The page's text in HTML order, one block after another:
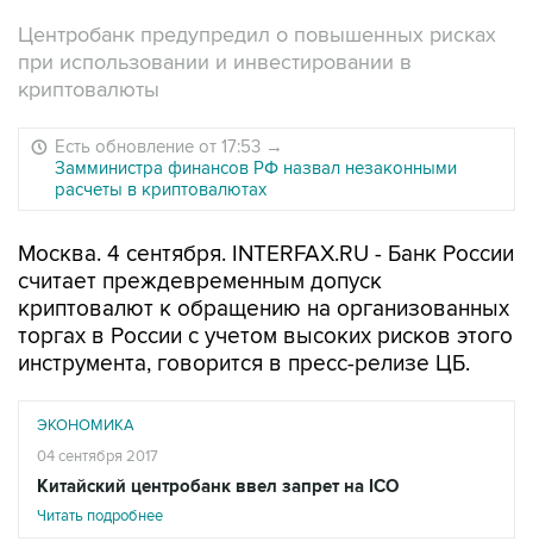
Центробанк предупредил о повышенных рисках
при использовании и инвестировании в
криптовалюты
Есть обновление от 17:53 →
Замминистра финансов РФ назвал незаконными
расчеты в криптовалютах
Москва. 4 сентября. INTERFAX.RU - Банк России
считает преждевременным допуск
криптовалют к обращению на организованных
торгах в России с учетом высоких рисков этого
инструмента, говорится в пресс-релизе ЦБ.
ЭКОНОМИКА
04 сентября 2017
Китайский центробанк ввел запрет на ICO
Читать подробнее